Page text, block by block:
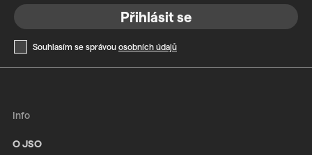
Přihlásit se
Souhlasím se správou osobních údajů
Info
O JSO